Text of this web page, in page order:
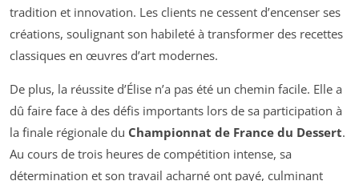
tradition et innovation. Les clients ne cessent d’encenser ses
créations, soulignant son habileté à transformer des recettes
classiques en œuvres d’art modernes.
De plus, la réussite d’Élise n’a pas été un chemin facile. Elle a
dû faire face à des défis importants lors de sa participation à
la finale régionale du Championnat de France du Dessert.
Au cours de trois heures de compétition intense, sa
détermination et son travail acharné ont payé, culminant